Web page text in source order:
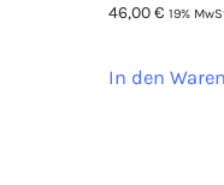
46,00€ 19%
In den